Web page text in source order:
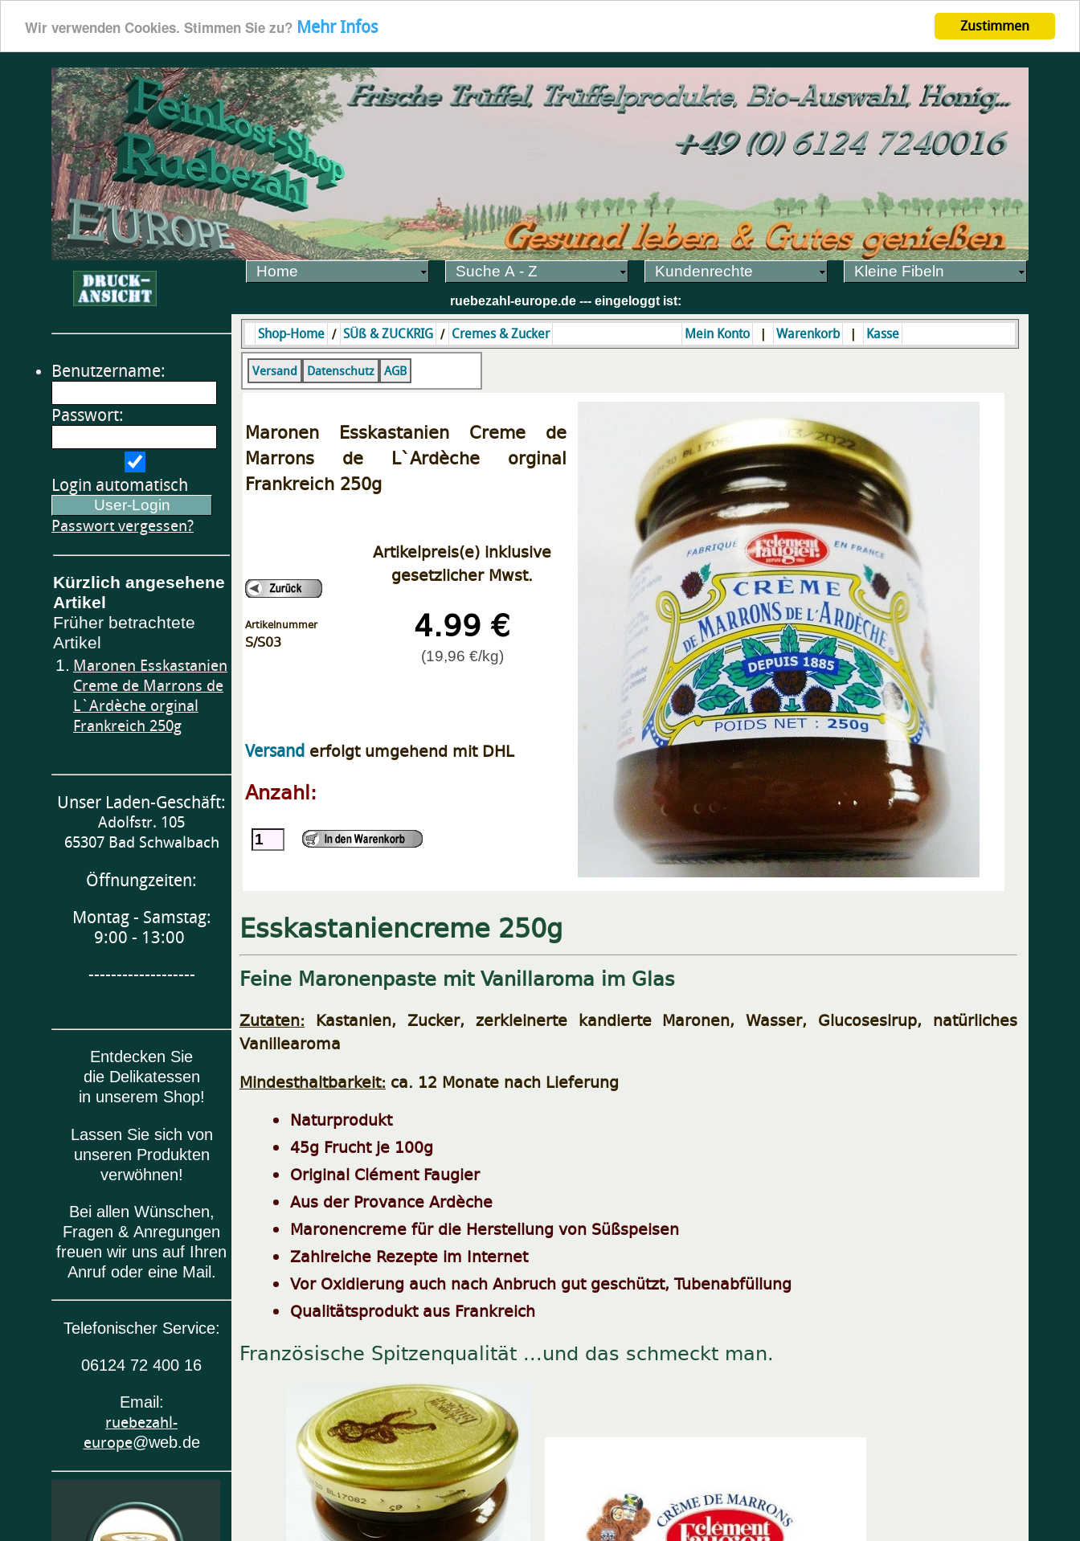
Zustimmen
Wir verwenden Cookies. Stimmen Sie zu? Mehr Infos
Home Suche A - Z Kundenrechte Kleine Fibeln
ruebezahl-europe.de --- eingeloggt ist:
Benutzername:
Passwort:
Login automatisch
Passwort vergessen?
Kürzlich angesehene
Artikel
Früher betrachtete
Artikel
1. Maronen Esskastanien
Creme de Marrons de
L`Ardèche orginal
Frankreich 250g
Unser Laden-Geschäft:
Adolfstr. 105
65307 Bad Schwalbach
Öffnungzeiten:
Montag - Samstag:
9:00 - 13:00
-------------------
Entdecken Sie
die Delikatessen
in unserem Shop!
Lassen Sie sich von
unseren Produkten
verwöhnen!
Bei allen Wünschen,
Fragen & Anregungen
freuen wir uns auf Ihren
Anruf oder eine Mail.
Telefonischer Service:
06124 72 400 16
Email:
ruebezahl-
europe@web.de
Shop-Home / SÜß & ZUCKRIG / Cremes & Zucker Mein Konto | Warenkorb | Kasse
Versand Datenschutz AGB
Maronen Esskastanien Creme de
Marrons de L`Ardèche orginal
Frankreich 250g
Artikelnummer
S/S03
Artikelpreis(e) inklusive
gesetzlicher Mwst.
4.99 €
(19,96 €/kg)
Versand erfolgt umgehend mit DHL
Anzahl:
Esskastaniencreme 250g
Feine Maronenpaste mit Vanillaroma im Glas
Zutaten: Kastanien, Zucker, zerkleinerte kandierte Maronen, Wasser, Glucosesirup, natürliches
Vanillearoma
Mindesthaltbarkeit: ca. 12 Monate nach Lieferung
Naturprodukt
45g Frucht je 100g
Original Clément Faugier
Aus der Provance Ardèche
Maronencreme für die Herstellung von Süßspeisen
Zahlreiche Rezepte im Internet
Vor Oxidierung auch nach Anbruch gut geschützt, Tubenabfüllung
Qualitätsprodukt aus Frankreich
Französische Spitzenqualität ...und das schmeckt man.